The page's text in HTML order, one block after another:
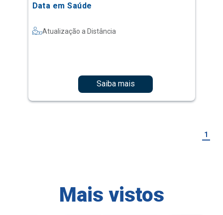
Data em Saúde
Atualização a Distância
Saiba mais
1
Mais vistos